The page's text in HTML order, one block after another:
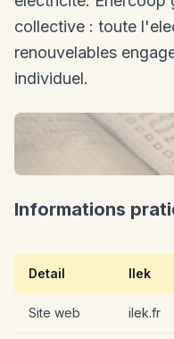
collective : toute
renouvelables
individuel.
Informations
Detail Ilek
Site web ilek.fr